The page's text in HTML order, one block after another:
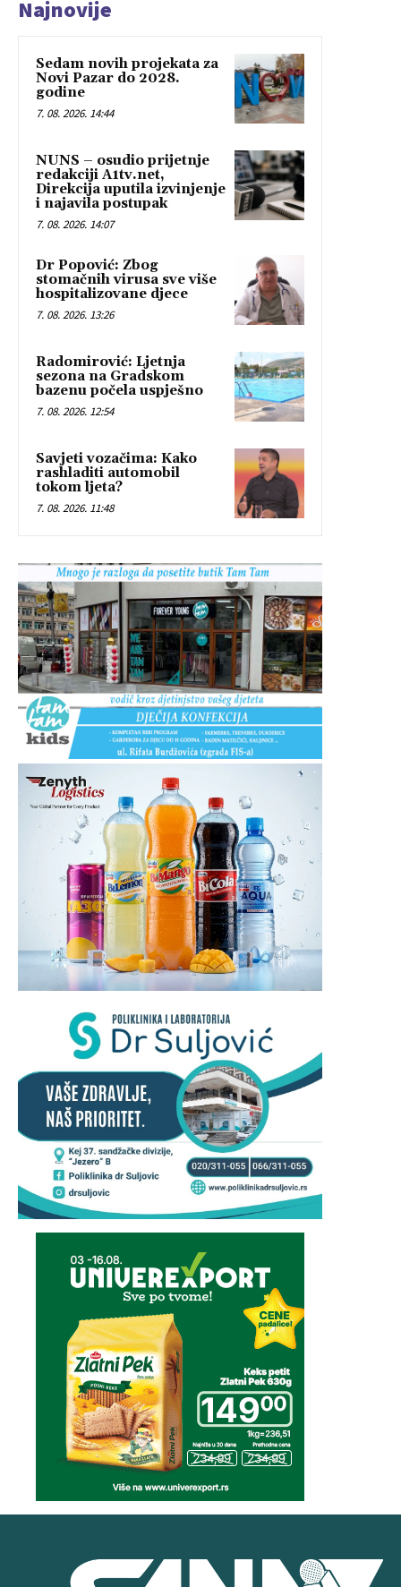
Najnovije
Sedam novih projekata za
Novi Pazar do 2028.
godine
7. 08. 2026. 14:44
NUNS – osudio prijetnje
redakciji A1tv.net,
Direkcija uputila izvinjenje
i najavila postupak
7. 08. 2026. 14:07
Dr Popović: Zbog
stomačnih virusa sve više
hospitalizovane djece
7. 08. 2026. 13:26
Radomirović: Ljetnja
sezona na Gradskom
bazenu počela uspješno
7. 08. 2026. 12:54
Savjeti vozačima: Kako
rashladiti automobil
tokom ljeta?
7. 08. 2026. 11:48